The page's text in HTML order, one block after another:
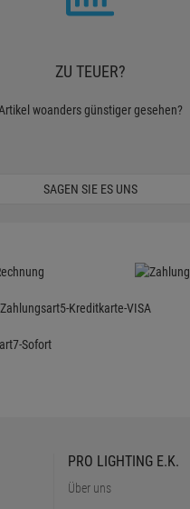
ZU TEUER?
Artikel woanders günstiger gesehen?
SAGEN SIE ES UNS
PRO LIGHTING E.K.
Über uns